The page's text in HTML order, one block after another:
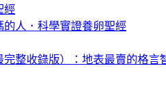
經
的人．科學實證養卵聖經
完整收錄版）：地表最賣的格言